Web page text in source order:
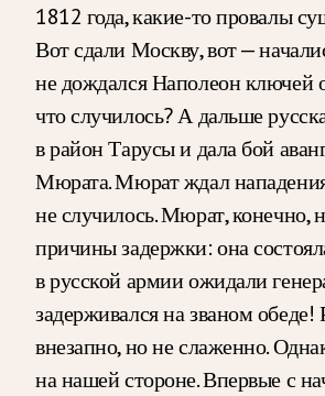
1812 года, какие-то провалы
Вот сдали Москву, вот —
не дождался Наполеон ключей
что случилось? А дальше
в район Тарусы и дала бой
Мюрата. Мюрат ждал
не случилось. Мюрат, конечно,
причины задержки: она
в русской армии ожидали
задерживался на званом обеде!
внезапно, но не слаженно.
на нашей стороне. Впервые с